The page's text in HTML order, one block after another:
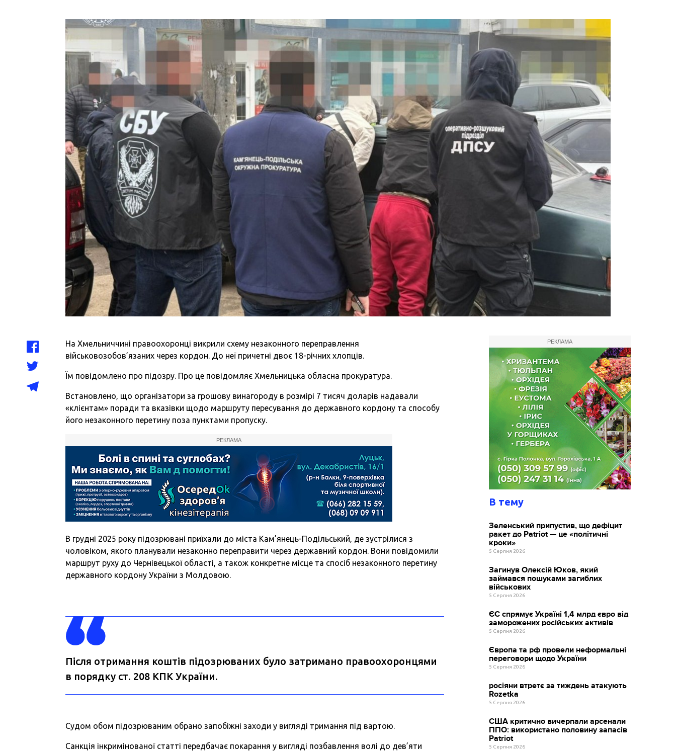
На Хмельниччині правоохоронці викрили схему незаконного переправлення
військовозобов’язаних через кордон. До неї причетні двоє 18-річних хлопців.
Їм повідомлено про підозру. Про це повідомляє Хмельницька обласна прокуратура.
Встановлено, що організатори за грошову винагороду в розмірі 7 тисяч доларів надавали
«клієнтам» поради та вказівки щодо маршруту пересування до державного кордону та способу
його незаконного перетину поза пунктами пропуску.
РЕКЛАМА
В грудні 2025 року підозрювані приїхали до міста Кам’янець-Подільський, де зустрілися з
чоловіком, якого планували незаконно переправити через державний кордон. Вони повідомили
маршрут руху до Чернівецької області, а також конкретне місце та спосіб незаконного перетину
державного кордону України з Молдовою.
Після отримання коштів підозрюваних було затримано правоохоронцями
в порядку ст. 208 КПК України.
Судом обом підозрюваним обрано запобіжні заходи у вигляді тримання під вартою.
Санкція інкримінованої статті передбачає покарання у вигляді позбавлення волі до дев’яти
РЕКЛАМА
В тему
Зеленський припустив, що дефіцит
ракет до Patriot — це «політичні
кроки»
5 Серпня 2026
Загинув Олексій Юков, який
займався пошуками загиблих
військових
5 Серпня 2026
ЄС спрямує Україні 1,4 млрд євро від
заморожених російських активів
5 Серпня 2026
Європа та рф провели неформальні
переговори щодо України
5 Серпня 2026
росіяни втретє за тиждень атакують
Rozetka
5 Серпня 2026
США критично вичерпали арсенали
ППО: використано половину запасів
Patriot
5 Серпня 2026